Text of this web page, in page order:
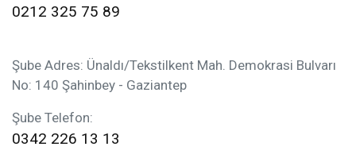
0212 325 75 89
Şube Adres: Ünaldı/Tekstilkent Mah. Demokrasi Bulvarı
No: 140 Şahinbey - Gaziantep
Şube Telefon:
0342 226 13 13